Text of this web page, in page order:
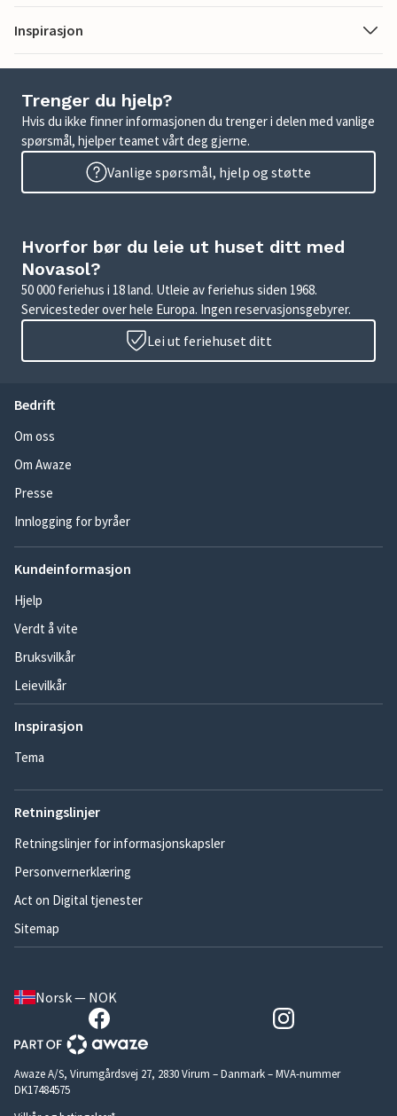
Inspirasjon
Trenger du hjelp?
Hvis du ikke finner informasjonen du trenger i delen med vanlige
spørsmål, hjelper teamet vårt deg gjerne.
Vanlige spørsmål, hjelp og støtte
Hvorfor bør du leie ut huset ditt med
Novasol?
50 000 feriehus i 18 land. Utleie av feriehus siden 1968.
Servicesteder over hele Europa. Ingen reservasjonsgebyrer.
Lei ut feriehuset ditt
Bedrift
Om oss
Om Awaze
Presse
Innlogging for byråer
Kundeinformasjon
Hjelp
Verdt å vite
Bruksvilkår
Leievilkår
Inspirasjon
Tema
Retningslinjer
Retningslinjer for informasjonskapsler
Personvernerklæring
Act on Digital tjenester
Sitemap
Norsk — NOK
Awaze A/S, Virumgårdsvej 27, 2830 Virum – Danmark – MVA-nummer
DK17484575